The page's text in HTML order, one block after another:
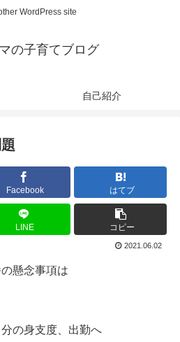
WordPress site
の子育てブログ
自己紹介
Facebook はてブ
LINE コピー
2021.06.02
懸念事項は
の身支度、出勤へ